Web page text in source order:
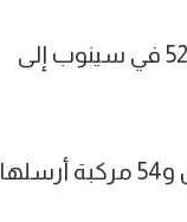
وأضاف البيان أنه تم إجلاء 341 شخصًا في بارتين و1380 في كاستامونو و526 في سينوب إلى
وفي الوقت نفسه، يعمل على الأرض 223 متطوعًا وتسع شاحنات تموين و54 مركبة أرسلها